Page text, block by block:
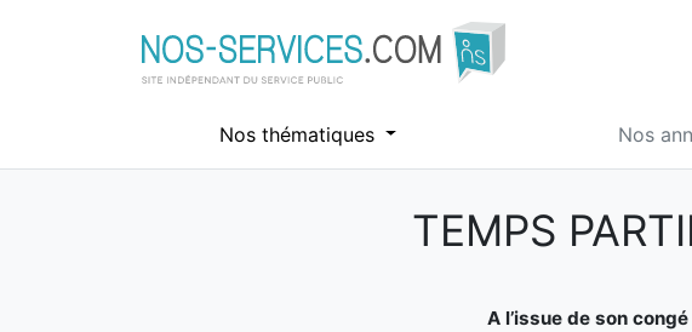
Nos thématiques Nos
TEMPS
A l’issue de son